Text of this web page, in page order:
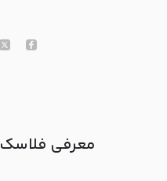
معرفی فلاسک 2لیتری سان‌لایف